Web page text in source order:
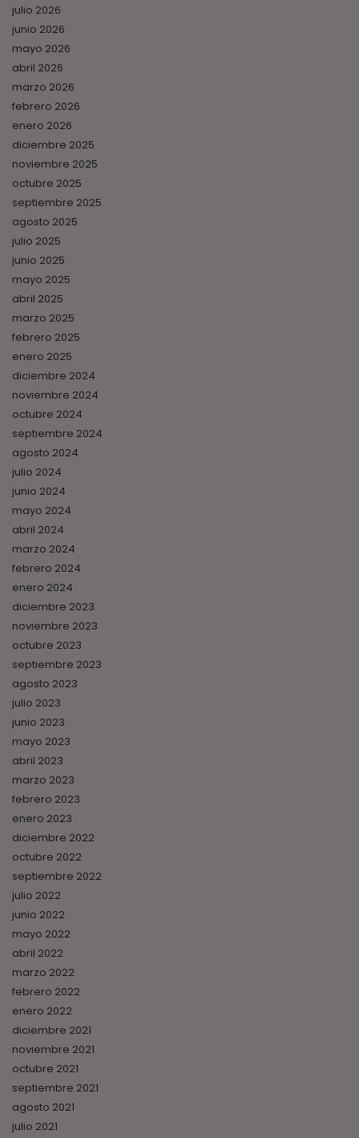
julio 2026
junio 2026
mayo 2026
abril 2026
marzo 2026
febrero 2026
enero 2026
diciembre 2025
noviembre 2025
octubre 2025
septiembre 2025
agosto 2025
julio 2025
junio 2025
mayo 2025
abril 2025
marzo 2025
febrero 2025
enero 2025
diciembre 2024
noviembre 2024
octubre 2024
septiembre 2024
agosto 2024
julio 2024
junio 2024
mayo 2024
abril 2024
marzo 2024
febrero 2024
enero 2024
diciembre 2023
noviembre 2023
octubre 2023
septiembre 2023
agosto 2023
julio 2023
junio 2023
mayo 2023
abril 2023
marzo 2023
febrero 2023
enero 2023
diciembre 2022
octubre 2022
septiembre 2022
julio 2022
junio 2022
mayo 2022
abril 2022
marzo 2022
febrero 2022
enero 2022
diciembre 2021
noviembre 2021
octubre 2021
septiembre 2021
agosto 2021
julio 2021